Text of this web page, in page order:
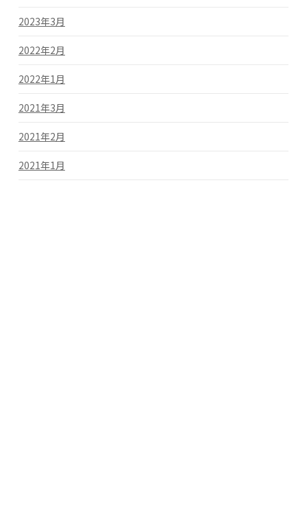
2023年3月
2022年2月
2022年1月
2021年3月
2021年2月
2021年1月